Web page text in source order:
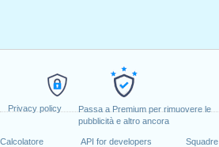
Privacy policy
Passa a Premium per rimuovere le
pubblicità e altro ancora
Calcolatore
API for developers
Squadre